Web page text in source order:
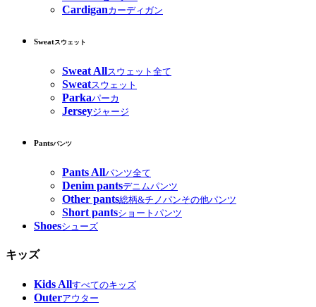
Cardiganカーディガン
Sweatスウェット
Sweat Allスウェット全て
Sweatスウェット
Parkaパーカ
Jerseyジャージ
Pantsパンツ
Pants Allパンツ全て
Denim pantsデニムパンツ
Other pants総柄&チノパンその他パンツ
Short pantsショートパンツ
Shoesシューズ
キッズ
Kids Allすべてのキッズ
Outerアウター